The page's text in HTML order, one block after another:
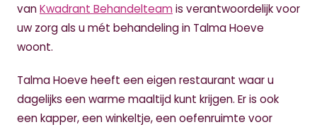
vanKwadrant Behandelteamis verantwoordelijk voor
uw zorg als u mét behandeling in Talma Hoeve
woont.
Talma Hoeve heeft een eigen restaurant waar u
dagelijks een warme maaltijd kunt krijgen. Er is ook
een kapper, een winkeltje, een oefenruimte voor